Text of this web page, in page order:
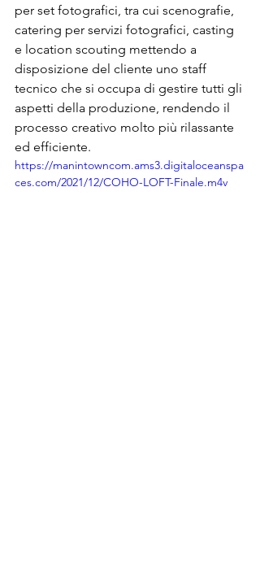
per set fotografici, tra cui scenografie,
catering per servizi fotografici, casting
e location scouting mettendo a
disposizione del cliente uno staff
tecnico che si occupa di gestire tutti gli
aspetti della produzione, rendendo il
processo creativo molto più rilassante
ed efficiente.
https://manintowncom.ams3.digitaloceanspa
ces.com/2021/12/COHO-LOFT-Finale.m4v